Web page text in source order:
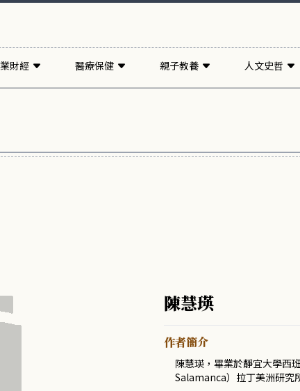
財經 醫療保健 親子教養 人文史哲
陳慧瑛
作者簡介
陳慧瑛，畢業於靜宜大學西
Salamanca）拉丁美洲研究